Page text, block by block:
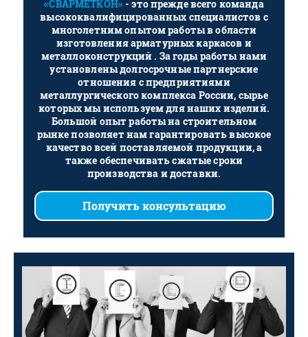
«СВАРМЕТКОН» - это прежде всего команда
высококвалифицированных специалистов с
многолетним опытом работы в области
изготовления арматурных каркасов и
металлоконструкций . За годы работы нами
установлены долгосрочные партнерские
отношения с предприятиями
металлургического комплекса России, сырье
которых мы используем для наших изделий.
Большой опыт работы на строительном
рынке позволяет нам гарантировать высокое
качество всей поставляемой продукции, а
также обеспечивать сжатые сроки
производства и доставки.
Получить консультацию